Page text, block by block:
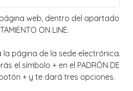
web, dentro del apartado
ON LINE.
la página de la sede electrónica.
el símbolo + en el PADRÓN DE
botón + y te dará tres opciones.